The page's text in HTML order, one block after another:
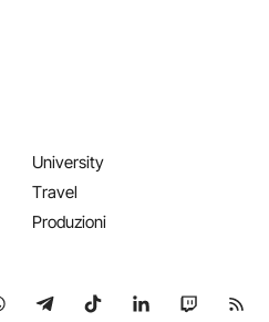
University
Travel
Produzioni
YouTube
su WhatsApp
Seguici su Telegram
Seguici su TikTok
Seguici su
Seguici